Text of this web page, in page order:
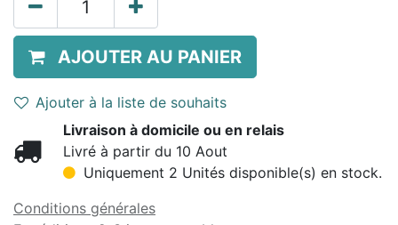
AJOUTER AU PANIER
Ajouter à la liste de souhaits
Livraison à domicile ou en relais
Livré à partir du 10 Aout
Uniquement 2 Unités disponible(s) en stock.
Conditions générales